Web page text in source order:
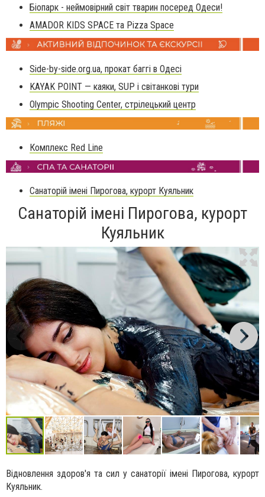
Біопарк - неймовірний світ тварин посеред Одеси!
AMADOR KIDS SPACE та Pizza Space
Side-by-side.org.ua, прокат баггі в Одесі
KAYAK POINT — каяки, SUP і світанкові тури
Olympic Shooting Center, стрілецький центр
Комплекс Red Line
Санаторій імені Пирогова, курорт Куяльник
Санаторій імені Пирогова, курорт
Куяльник
Відновлення здоров'я та сил у санаторії імені Пирогова, курорт
Куяльник.